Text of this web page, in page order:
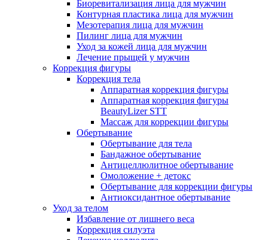
Биоревитализация лица для мужчин
Контурная пластика лица для мужчин
Мезотерапия лица для мужчин
Пилинг лица для мужчин
Уход за кожей лица для мужчин
Лечение прыщей у мужчин
Коррекция фигуры
Коррекция тела
Аппаратная коррекция фигуры
Аппаратная коррекция фигуры
BeautyLizer STT
Массаж для коррекции фигуры
Обертывание
Обертывание для тела
Бандажное обертывание
Антицеллюлитное обертывание
Омоложение + детокс
Обертывание для коррекции фигуры
Антиоксидантное обертывание
Уход за телом
Избавление от лишнего веса
Коррекция силуэта